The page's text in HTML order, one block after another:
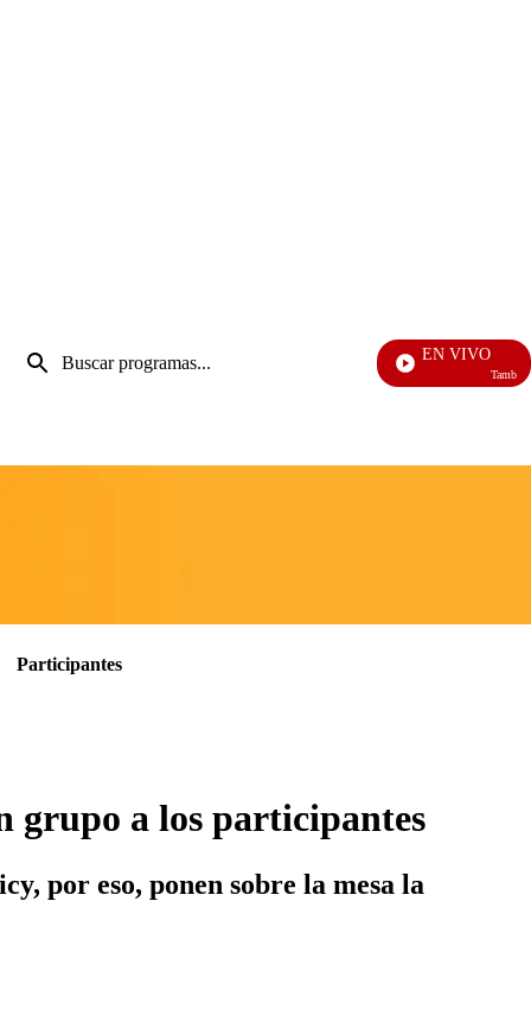
Entrada
de
EN VIVO
También
Participantes
grupo a los participantes
por eso, ponen sobre la mesa la